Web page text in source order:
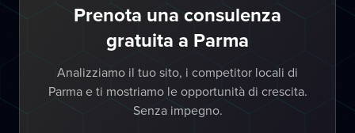
Prenota una consulenza
gratuita a Parma
Analizziamo il tuo sito, i competitor locali di
Parma e ti mostriamo le opportunità di crescita.
Senza impegno.